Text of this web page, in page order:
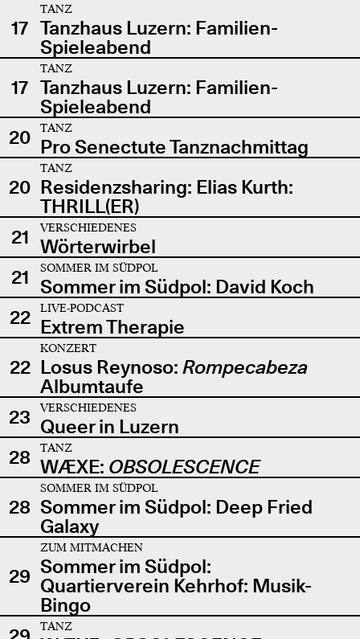
17
TANZ
Tanzhaus Luzern: Familien-
Spieleabend
17
TANZ
Tanzhaus Luzern: Familien-
Spieleabend
20
TANZ
Pro Senectute Tanznachmittag
20
TANZ
Residenzsharing: Elias Kurth:
THRILL(ER)
21
VERSCHIEDENES
Wörterwirbel
21
SOMMER IM SÜDPOL
Sommer im Südpol: David Koch
22
LIVE-PODCAST
Extrem Therapie
22
KONZERT
Losus Reynoso: Rompecabeza
Albumtaufe
23
VERSCHIEDENES
Queer in Luzern
28
TANZ
WÆXE: OBSOLESCENCE
28
SOMMER IM SÜDPOL
Sommer im Südpol: Deep Fried
Galaxy
29
ZUM MITMACHEN
Sommer im Südpol:
Quartierverein Kehrhof: Musik-
Bingo
TANZ